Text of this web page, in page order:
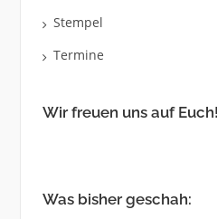
Stempel
Termine
Wir freuen uns auf Euch!
Was bisher geschah: